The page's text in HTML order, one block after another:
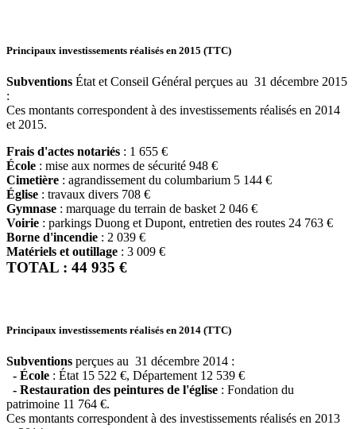
Principaux investissements réalisés en 2015 (TTC)
Subventions État et Conseil Général perçues au 31 décembre 2015
:
Ces montants correspondent à des investissements réalisés en 2014
et 2015.
Frais d'actes notariés : 1 655 €
École : mise aux normes de sécurité 948 €
Cimetière : agrandissement du columbarium 5 144 €
Église : travaux divers 708 €
Gymnase : marquage du terrain de basket 2 046 €
Voirie : parkings Duong et Dupont, entretien des routes 24 763 €
Borne d'incendie : 2 039 €
Matériels et outillage : 3 009 €
TOTAL : 44 935 €
Principaux investissements réalisés en 2014 (TTC)
Subventions perçues au 31 décembre 2014 :
- École : État 15 522 €, Département 12 539 €
- Restauration des peintures de l'église : Fondation du
patrimoine 11 764 €.
Ces montants correspondent à des investissements réalisés en 2013